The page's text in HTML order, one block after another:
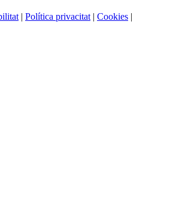
| Política privacitat | Cookies |